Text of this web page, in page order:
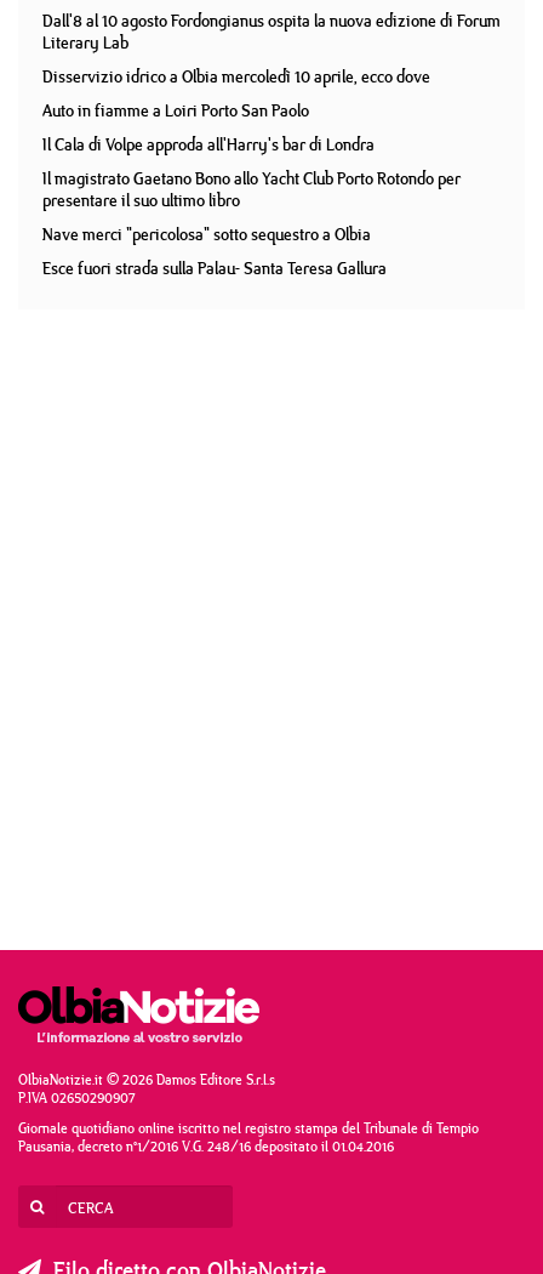
Dall'8 al 10 agosto Fordongianus ospita la nuova edizione di Forum
Literary Lab
Disservizio idrico a Olbia mercoledì 10 aprile, ecco dove
Auto in fiamme a Loiri Porto San Paolo
Il Cala di Volpe approda all'Harry's bar di Londra
Il magistrato Gaetano Bono allo Yacht Club Porto Rotondo per
presentare il suo ultimo libro
Nave merci "pericolosa" sotto sequestro a Olbia
Esce fuori strada sulla Palau- Santa Teresa Gallura
OlbiaNotizie.it © 2026 Damos Editore S.r.l.s
P.IVA 02650290907
Giornale quotidiano online iscritto nel registro stampa del Tribunale di Tempio
Pausania, decreto n°1/2016 V.G. 248/16 depositato il 01.04.2016